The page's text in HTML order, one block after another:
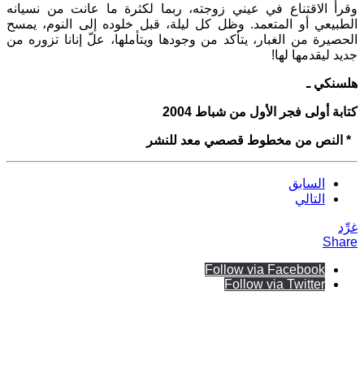
وقرأ الاقتناع في عيني زوجته، ربما لكثرة ما عانت من نسيانه
الطبيعي أو المتعمد. وظل كل ليلة، قبل خلوده إلى النوم، يمسح
الحصيرة من الغبار، يتأكد من وجودها ويتأملها، علّ إنانا تزوره من
جديد ليقدمها لها!
هلسنكي ـ
كتابة أولى فجر الأول من شباط 2004
* النص من مخطوط قصصي معد للنشر
السابق
التالي
غرِّد
Share
Follow via Facebook
Follow via Twitter